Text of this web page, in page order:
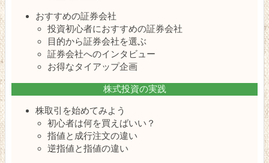
おすすめの証券会社
投資初心者におすすめの証券会社
目的から証券会社を選ぶ
証券会社へのインタビュー
お得なタイアップ企画
株式投資の実践
株取引を始めてみよう
初心者は何を買えばいい？
指値と成行注文の違い
逆指値と指値の違い